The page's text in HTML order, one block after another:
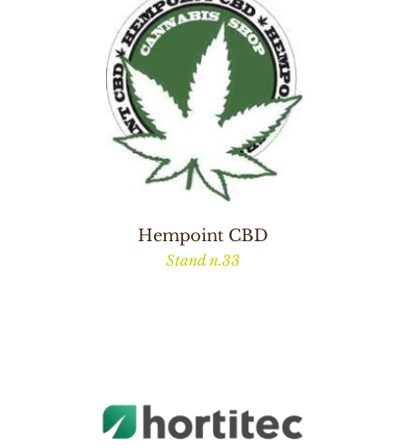
Hempoint CBD
Stand n.33